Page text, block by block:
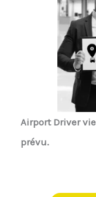
Airport Driver
prévu.